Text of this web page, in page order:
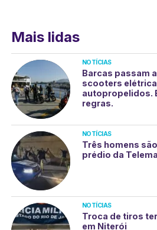
Mais lidas
NOTÍCIAS
Barcas passam
scooters
autopropelidos.
regras.
NOTÍCIAS
Três homens
prédio da
NOTÍCIAS
Troca de tiros
em Niterói